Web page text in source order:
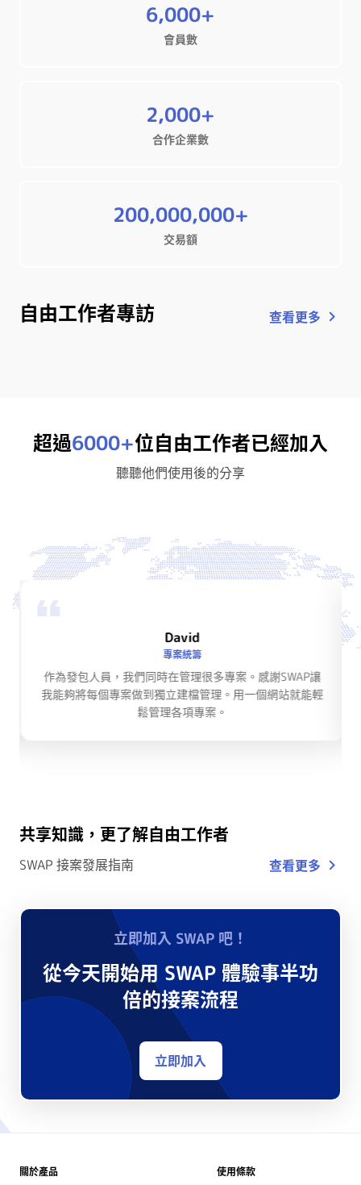
6,000+
會員數
2,000+
合作企業數
200,000,000+
交易額
自由工作者專訪 查看更多
超過6000+位自由工作者已經加入
聽聽他們使用後的分享
David
專案統籌
作為發包人員，我們同時在管理很多專案。感謝SWAP讓
我能夠將每個專案做到獨立建檔管理。用一個網站就能輕
鬆管理各項專案。
共享知識，更了解自由工作者
SWAP 接案發展指南 查看更多
立即加入 SWAP 吧！
從今天開始用 SWAP 體驗事半功
倍的接案流程
立即加入
關於產品 使用條款